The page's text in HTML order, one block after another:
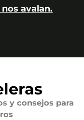
avalan.
y consejos para